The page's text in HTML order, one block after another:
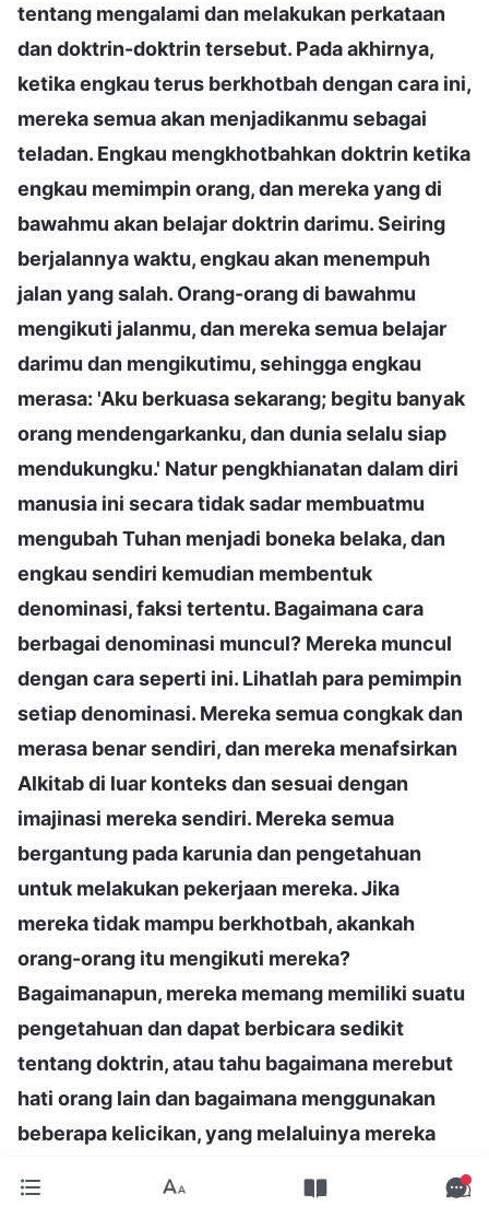
tentang mengalami dan melakukan perkataan
dan doktrin-doktrin tersebut. Pada akhirnya,
ketika engkau terus berkhotbah dengan cara ini,
mereka semua akan menjadikanmu sebagai
teladan. Engkau mengkhotbahkan doktrin ketika
engkau memimpin orang, dan mereka yang di
bawahmu akan belajar doktrin darimu. Seiring
berjalannya waktu, engkau akan menempuh
jalan yang salah. Orang-orang di bawahmu
mengikuti jalanmu, dan mereka semua belajar
darimu dan mengikutimu, sehingga engkau
merasa: 'Aku berkuasa sekarang; begitu banyak
orang mendengarkanku, dan dunia selalu siap
mendukungku.' Natur pengkhianatan dalam diri
manusia ini secara tidak sadar membuatmu
mengubah Tuhan menjadi boneka belaka, dan
engkau sendiri kemudian membentuk
denominasi, faksi tertentu. Bagaimana cara
berbagai denominasi muncul? Mereka muncul
dengan cara seperti ini. Lihatlah para pemimpin
setiap denominasi. Mereka semua congkak dan
merasa benar sendiri, dan mereka menafsirkan
Alkitab di luar konteks dan sesuai dengan
imajinasi mereka sendiri. Mereka semua
bergantung pada karunia dan pengetahuan
untuk melakukan pekerjaan mereka. Jika
mereka tidak mampu berkhotbah, akankah
orang-orang itu mengikuti mereka?
Bagaimanapun, mereka memang memiliki suatu
pengetahuan dan dapat berbicara sedikit
tentang doktrin, atau tahu bagaimana merebut
hati orang lain dan bagaimana menggunakan
beberapa kelicikan, yang melaluinya mereka
sendiri dan menipu mereka. Secara teori, orang-